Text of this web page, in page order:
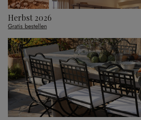
Herbst 2026
Gratis bestellen